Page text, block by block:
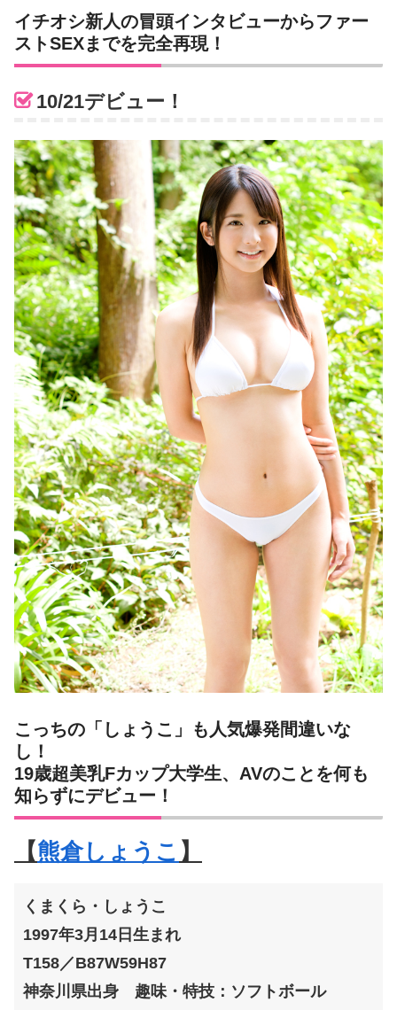
イチオシ新人の冒頭インタビューからファー
ストSEXまでを完全再現！
10/21デビュー！
こっちの「しょうこ」も人気爆発間違いな
し！
19歳超美乳Fカップ大学生、AVのことを何も
知らずにデビュー！
【熊倉しょうこ 】
くまくら・しょうこ
1997年3月14日生まれ
T158／B87W59H87
神奈川県出身 趣味・特技：ソフトボール